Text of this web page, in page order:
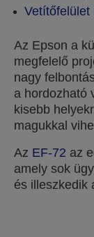
Vetítőfelület
Az Epson a
megfelelő
nagy
a hordozható
kisebb
magukkal
Az EF-72 az
amely sok
és illeszkedik